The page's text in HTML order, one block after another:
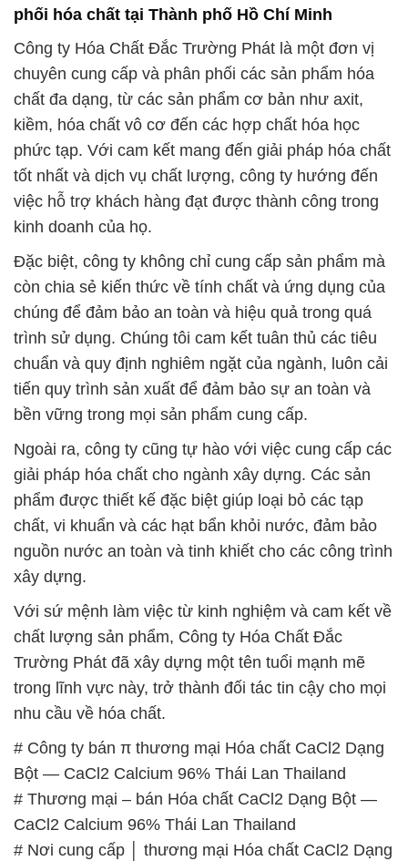
phối hóa chất tại Thành phố Hồ Chí Minh
Công ty Hóa Chất Đắc Trường Phát là một đơn vị
chuyên cung cấp và phân phối các sản phẩm hóa
chất đa dạng, từ các sản phẩm cơ bản như axit,
kiềm, hóa chất vô cơ đến các hợp chất hóa học
phức tạp. Với cam kết mang đến giải pháp hóa chất
tốt nhất và dịch vụ chất lượng, công ty hướng đến
việc hỗ trợ khách hàng đạt được thành công trong
kinh doanh của họ.
Đặc biệt, công ty không chỉ cung cấp sản phẩm mà
còn chia sẻ kiến thức về tính chất và ứng dụng của
chúng để đảm bảo an toàn và hiệu quả trong quá
trình sử dụng. Chúng tôi cam kết tuân thủ các tiêu
chuẩn và quy định nghiêm ngặt của ngành, luôn cải
tiến quy trình sản xuất để đảm bảo sự an toàn và
bền vững trong mọi sản phẩm cung cấp.
Ngoài ra, công ty cũng tự hào với việc cung cấp các
giải pháp hóa chất cho ngành xây dựng. Các sản
phẩm được thiết kế đặc biệt giúp loại bỏ các tạp
chất, vi khuẩn và các hạt bẩn khỏi nước, đảm bảo
nguồn nước an toàn và tinh khiết cho các công trình
xây dựng.
Với sứ mệnh làm việc từ kinh nghiệm và cam kết về
chất lượng sản phẩm, Công ty Hóa Chất Đắc
Trường Phát đã xây dựng một tên tuổi mạnh mẽ
trong lĩnh vực này, trở thành đối tác tin cậy cho mọi
nhu cầu về hóa chất.
# Công ty bán π thương mại Hóa chất CaCl2 Dạng
Bột — CaCl2 Calcium 96% Thái Lan Thailand
# Thương mại – bán Hóa chất CaCl2 Dạng Bột —
CaCl2 Calcium 96% Thái Lan Thailand
# Nơi cung cấp │ thương mại Hóa chất CaCl2 Dạng